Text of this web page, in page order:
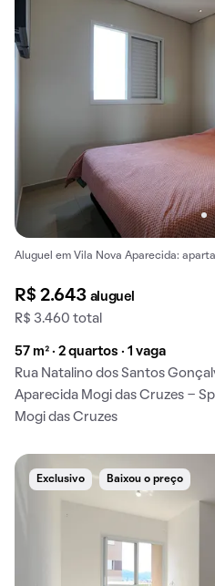
Aluguel em Vila Nova Aparecida:
R$ 2.643 aluguel
R$ 3.460 total
57 m² · 2 quartos · 1 vaga
Rua Natalino dos Santos
Aparecida Mogi das Cruzes - Sp
Mogi das Cruzes
Exclusivo Baixou o preço